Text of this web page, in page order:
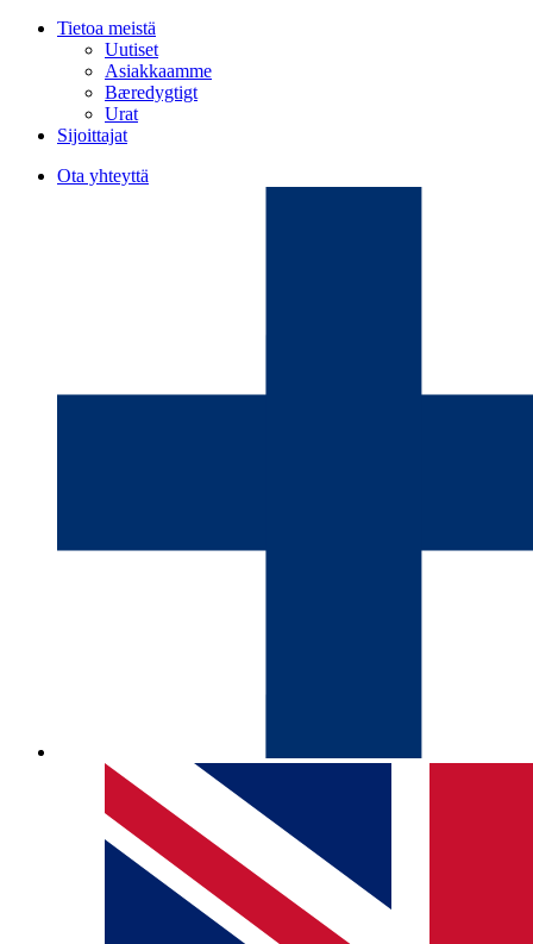
Tietoa meistä
Uutiset
Asiakkaamme
Bæredygtigt
Urat
Sijoittajat
Ota yhteyttä